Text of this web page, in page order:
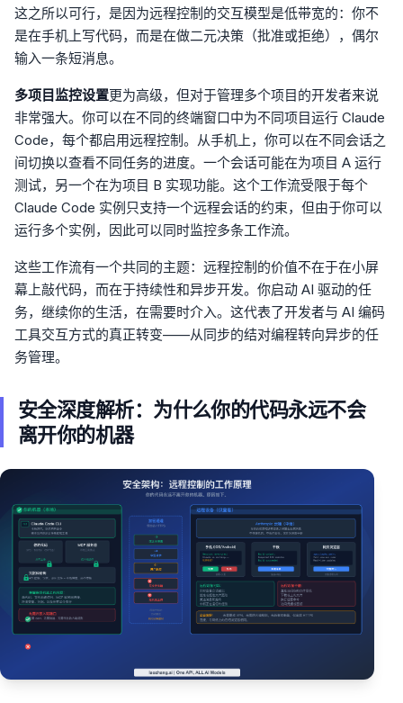
这之所以可行，是因为远程控制的交互模型是低带宽的：你不
是在手机上写代码，而是在做二元决策（批准或拒绝），偶尔
输入一条短消息。
多项目监控设置更为高级，但对于管理多个项目的开发者来说
非常强大。你可以在不同的终端窗口中为不同项目运行 Claude
Code，每个都启用远程控制。从手机上，你可以在不同会话之
间切换以查看不同任务的进度。一个会话可能在为项目 A 运行
测试，另一个在为项目 B 实现功能。这个工作流受限于每个
Claude Code 实例只支持一个远程会话的约束，但由于你可以
运行多个实例，因此可以同时监控多条工作流。
这些工作流有一个共同的主题：远程控制的价值不在于在小屏
幕上敲代码，而在于持续性和异步开发。你启动 AI 驱动的任
务，继续你的生活，在需要时介入。这代表了开发者与 AI 编码
工具交互方式的真正转变——从同步的结对编程转向异步的任
务管理。
安全深度解析：为什么你的代码永远不会
离开你的机器